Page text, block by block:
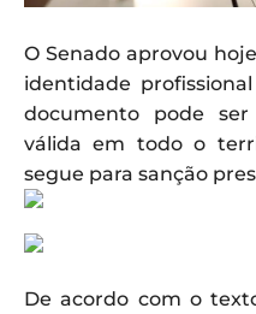
O Senado aprovou
identidade
documento pode
válida em todo o
segue para sanção
De acordo com o